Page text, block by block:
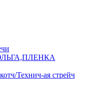
Технич-ая стрейч